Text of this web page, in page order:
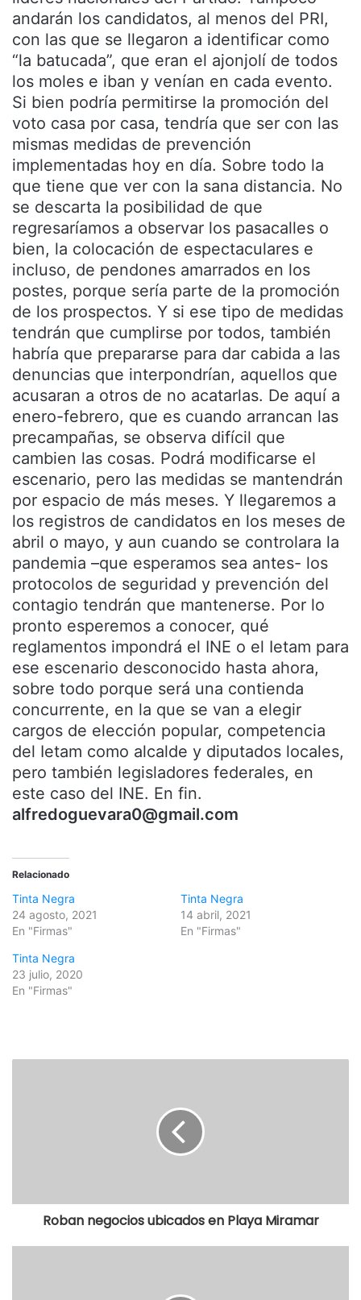
andarán los candidatos, al menos del PRI,
con las que se llegaron a identificar como
“la batucada”, que eran el ajonjolí de todos
los moles e iban y venían en cada evento.
Si bien podría permitirse la promoción del
voto casa por casa, tendría que ser con las
mismas medidas de prevención
implementadas hoy en día. Sobre todo la
que tiene que ver con la sana distancia. No
se descarta la posibilidad de que
regresaríamos a observar los pasacalles o
bien, la colocación de espectaculares e
incluso, de pendones amarrados en los
postes, porque sería parte de la promoción
de los prospectos. Y si ese tipo de medidas
tendrán que cumplirse por todos, también
habría que prepararse para dar cabida a las
denuncias que interpondrían, aquellos que
acusaran a otros de no acatarlas. De aquí a
enero-febrero, que es cuando arrancan las
precampañas, se observa difícil que
cambien las cosas. Podrá modificarse el
escenario, pero las medidas se mantendrán
por espacio de más meses. Y llegaremos a
los registros de candidatos en los meses de
abril o mayo, y aun cuando se controlara la
pandemia –que esperamos sea antes- los
protocolos de seguridad y prevención del
contagio tendrán que mantenerse. Por lo
pronto esperemos a conocer, qué
reglamentos impondrá el INE o el Ietam para
ese escenario desconocido hasta ahora,
sobre todo porque será una contienda
concurrente, en la que se van a elegir
cargos de elección popular, competencia
del Ietam como alcalde y diputados locales,
pero también legisladores federales, en
este caso del INE. En fin.
alfredoguevara0@gmail.com
Relacionado
Tinta Negra
24 agosto, 2021
En "Firmas"
Tinta Negra
14 abril, 2021
En "Firmas"
Tinta Negra
23 julio, 2020
En "Firmas"
Roban negocios ubicados en Playa Miramar